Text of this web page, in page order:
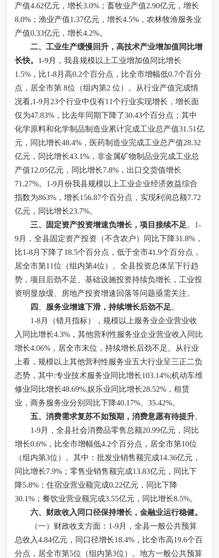
产值4.62亿元，增长3.0%；畜牧业产值2.90亿元，增长
8.0%；渔业产值1.37亿元，增长4.5%，农林牧渔服务业
产值0.33亿元，增长4.2%。
二、工业生产缓慢回升，高技术产业增加值同比增
长快。 1-9月，我县规模以上工业增加值同比增长
1.5%，比1-8月高0.2个百分点，比全市增幅低0.7个百分
点，居全市第 8位（组内第2 位）。从行业产值完成情
况看,1-9月23个行业中仅有11个行业实现增长，增长面
仅为47.83%，比去年同期下降了30.43个百分点；其中
化学原料和化学制品制造业累计完成工业总产值31.51亿
元，同比增长48.4%，医药制造业完成工业总产值28.32
亿元，同比增长43.1%，非金属矿物制品业完成工业总
产值12.05亿元，同比增长7.8%，出口交货值增长
71.27%。1-9月份我县规模以上工业企业经济效益综合
指数为863%，增长156.87个百分点，实现利润总额7.72
亿元，同比增长23.7%。
三、固定资产投资增速负增长，项目接续不足 。1-
9月，全县固定资产投资（不含农户）同比下降31.8%，
比1-8月下降了18.5个百分点，低于全市41.9个百分点，
居全市第11位（组内第4位）。全县投资总体呈下行趋
势，项目后劲不足、基础设施投资持续负增长，工业投
资明显放缓、房地产投资增速回落等问题亟需关注。
四
服务业增速下滑，持续增长后劲不足 。
1-8月（错月指标），规模以上服务业企业营业收
入同比增长4.3%，其他营利性服务业企业营业收入同比
增长4.06%，居全市末位，持续增长后劲不足。从行业
上看，规模以上其他营利性服务业五大行业呈三正二负
态势，其中:专业技术服务业同比增长103.14%;机动车维
修业同比增长48.69%,娱乐业同比增长28.52%，租赁
业，商务服务业分别同比下降40.17%、35.42%。
五、消费需求复苏不如预期，消费意愿有待提升。
1-9月，全县社会消费品零售总额20.99亿元，同比
增长0.6%，比全市增幅低4.2个百分点，居全市第10位
（组内第3位）。其中：批发业销售额完成14.36亿元，
同比增长7.9%；零售业销售额完成13.83亿元，同比下
降5.8%；住宿业营业额完成0.22亿元，同比下降
30.1%；餐饮业营业额完成3.55亿元，同比增长8.5%。
六、财政收入同口径保持增长，金融业运行稳健。
（一）财政收支方面： 1-9月，全县一般公共预算
总收入4.84亿元，同口径增长18.4%，比全市高19.6个百
分点，居全市第5位（组内第3位）。地方一般公共预算